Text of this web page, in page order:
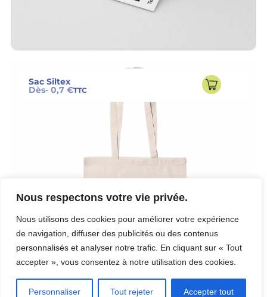
Nous respectons votre vie privée.
Nous utilisons des cookies pour améliorer votre expérience
de navigation, diffuser des publicités ou des contenus
personnalisés et analyser notre trafic. En cliquant sur « Tout
accepter », vous consentez à notre utilisation des cookies.
Personnaliser Tout rejeter Accepter tout
Sac Siltex
Dès- 0,7 €TTC